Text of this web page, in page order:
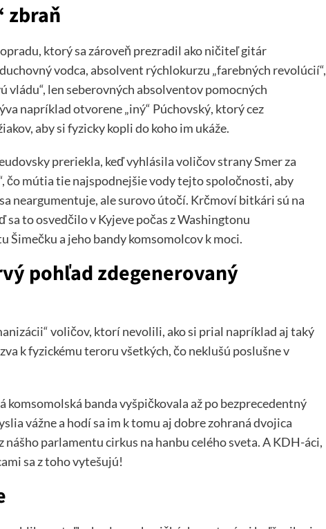
zbraň
ktorý sa zároveň prezradil ako ničiteľ gitár
vodca, absolvent rýchlokurzu „farebných revolúcií“,
vládu“, len seberovných absolventov pomocných
napríklad otvorene „iný“ Púchovský, ktorý cez
aby si fyzicky kopli do koho im ukáže.
preriekla, keď vyhlásila voličov strany Smer za
čo mútia tie najspodnejšie vody tejto spoločnosti, aby
neargumentuje, ale surovo útočí. Krčmoví bitkári sú na
to osvedčilo v Kyjeve počas z Washingtonu
Šimečku a jeho bandy komsomolcov k moci.
pohľad zdegenerovaný
voličov, ktorí nevolili, ako si prial napríklad aj taký
k fyzickému teroru všetkých, čo neklušú poslušne v
komsomolská banda vyšpičkovala až po bezprecedentný
vážne a hodí sa im k tomu aj dobre zohraná dvojica
parlamentu cirkus na hanbu celého sveta. A KDH-áci,
sa z toho vytešujú!